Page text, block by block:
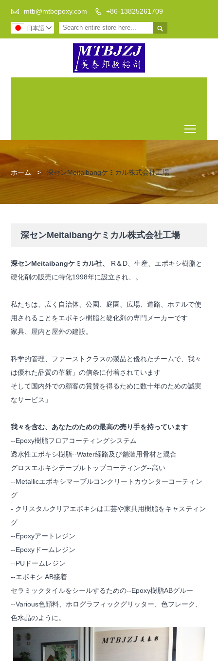
 mtb@mtbepoxy.com  +86-13825261709

日本語 
ホーム > 深センMeitaibangケミカル株式会社工場
深センMeitaibangケミカル株式会社工場
深センMeitaibangケミカル社、
R＆D、生産、エポキシ樹脂と
硬化剤の販売に特化1998年に設立され、。
私たちは、広く自治体、公園、庭園、広場、道路、ホテルで使
用されることをエポキシ樹脂と硬化剤の専門メーカーです
家具、屋内と屋外の建設。
科学的管理、ファーストクラスの製品と優れたチームで、我々
は優れた品質の革新」の信条に付着されています
そして国内外での顧客の賞賛を得るために数十年のための誠実
なサービス」
我々を含む、あなたのための最高の売り手を持っています
--Epoxy樹脂フロアコーティングシステム
透水性エポキシ樹脂--Water経路及び舗装用骨材と混合
グロスエポキシテーブルトップコーティング--高い
--Metallicエポキシマーブルコンクリートカウンターコーティン
グ
- クリスタルクリアエポキシは工芸や家具用樹脂をキャスティン
グ
--Epoxyアートレジン
--Epoxyドームレジン
--PUドームレジン
--エポキシ AB接着
セラミックタイルをシールするための--Epoxy樹脂ABグルー
--Various色顔料、ホログラフィックグリッター、色フレーク、
色水晶のように。